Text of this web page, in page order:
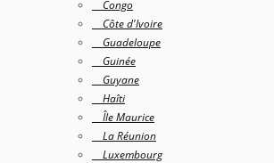
Congo
Côte d'Ivoire
Guadeloupe
Guinée
Guyane
Haîti
Île Maurice
La Réunion
Luxembourg